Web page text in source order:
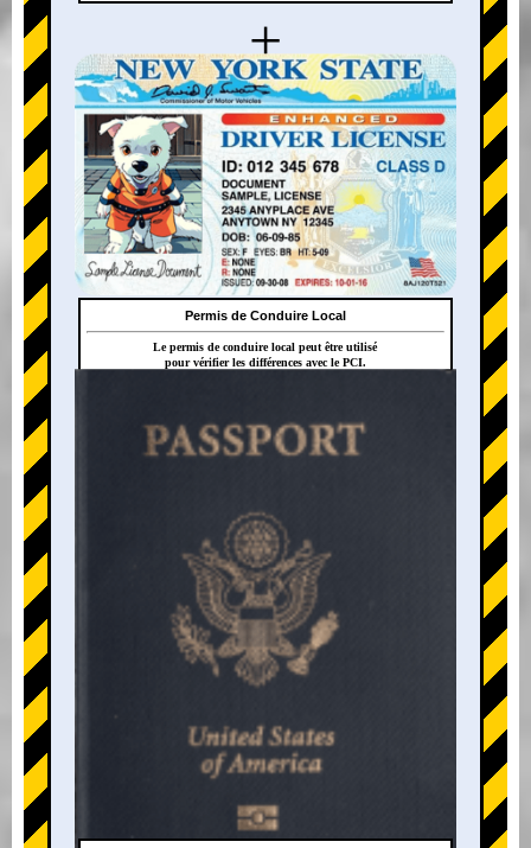
+
+
Permis de Conduire Local
Le permis de conduire local peut être utilisé
pour vérifier les différences avec le PCI.